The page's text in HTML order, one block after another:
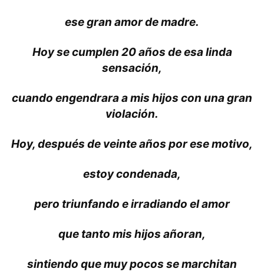
ese gran amor de madre.
Hoy se cumplen 20 años de esa linda
sensación,
cuando engendrara a mis hijos con una gran
violación.
Hoy, después de veinte años por ese motivo,
estoy condenada,
pero triunfando e irradiando el amor
que tanto mis hijos añoran,
sintiendo que muy pocos se marchitan